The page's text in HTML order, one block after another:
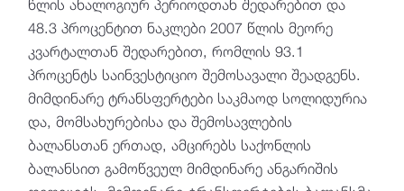
წლის ანალოგიურ პერიოდთან შედარებით და
48.3 პროცენტით ნაკლები 2007 წლის მეორე
კვარტალთან შედარებით, რომლის 93.1
პროცენტს საინვესტიციო შემოსავალი შეადგენს.
მიმდინარე ტრანსფერტები საკმაოდ სოლიდურია
და, მომსახურებისა და შემოსავლების
ბალანსთან ერთად, ამცირებს საქონლის
ბალანსით გამოწვეულ მიმდინარე ანგარიშის